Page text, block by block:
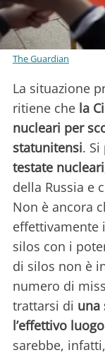
The Guardian
La situazione
ritiene che la
nucleari per
statunitensi.
testate nucleari
della Russia e
Non è ancora
effettivamente
silos con i
di silos non è
numero di
trattarsi di una
l’effettivo
sarebbe,